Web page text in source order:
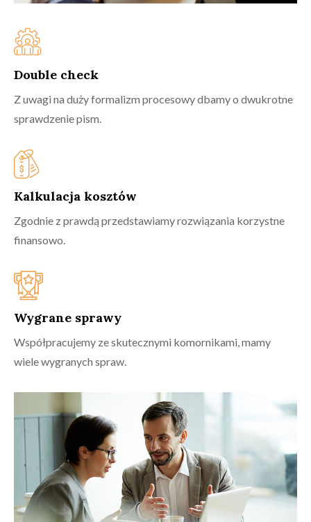
Double check
Z uwagi na duży formalizm procesowy dbamy o dwukrotne
sprawdzenie pism.
Kalkulacja kosztów
Zgodnie z prawdą przedstawiamy rozwiązania korzystne
finansowo.
Wygrane sprawy
Współpracujemy ze skutecznymi komornikami, mamy
wiele wygranych spraw.